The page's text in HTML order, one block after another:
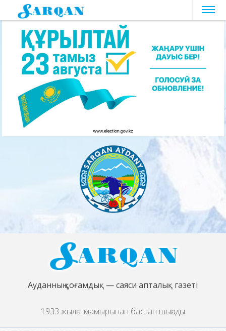
Ауданның қоғамдық — саяси апталық газеті
1933 жылғы мамырынан бастап шығады